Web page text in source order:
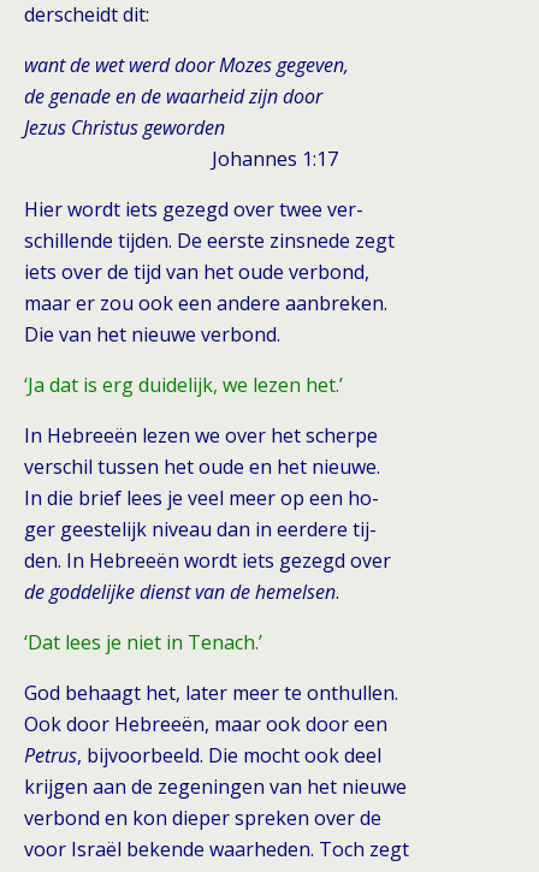
derscheidt dit:
want de wet werd door Mozes gegeven,
de genade en de waarheid zijn door
Jezus Christus geworden
Johannes 1:17
Hier wordt iets gezegd over twee ver-
schillende tijden. De eerste zinsnede zegt
iets over de tijd van het oude verbond,
maar er zou ook een andere aanbreken.
Die van het nieuwe verbond.
‘Ja dat is erg duidelijk, we lezen het.’
In Hebreeën lezen we over het scherpe
verschil tussen het oude en het nieuwe.
In die brief lees je veel meer op een ho-
ger geestelijk niveau dan in eerdere tij-
den. In Hebreeën wordt iets gezegd over
de goddelijke dienst van de hemelsen.
‘Dat lees je niet in Tenach.’
God behaagt het, later meer te onthullen.
Ook door Hebreeën, maar ook dooreen
Petrus, bijvoorbeeld. Die mocht ookdeel
krijgen aan de zegeningen van het nieuwe
verbond en kon dieper spreken over de
voor Israël bekende waarheden. Toch zegt